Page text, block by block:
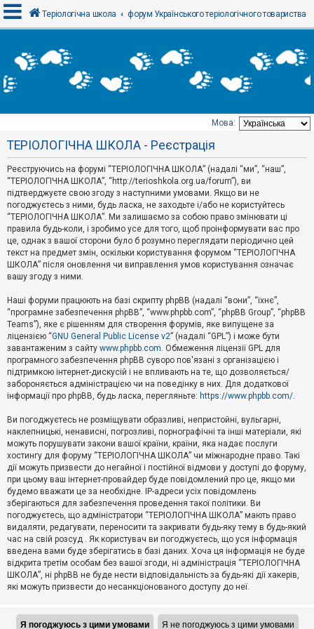
х
і
Т
е
м
и
б
е
з
в
і
д
п
о
в
і
д
й
А
к
т
и
в
н
і
м
и
П
о
ш
у
Д
о
п
о
м
Теріологічна школа форум Українського теріологічного товариства
Мова:
ТЕРІОЛОГІЧНА ШКОЛА - Реєстрація
Реєструючись на форумі “ТЕРІОЛОГІЧНА ШКОЛА” (надалі “ми”, “наш”,
“ТЕРІОЛОГІЧНА ШКОЛА”, “http://terioshkola.org.ua/forum”), ви
підтверджуєте свою згоду з наступними умовами. Якщо ви не
погоджуєтесь з ними, будь ласка, не заходьте і/або не користуйтесь
“ТЕРІОЛОГІЧНА ШКОЛА”. Ми залишаємо за собою право змінювати ці
правила будь-коли, і зробимо усе для того, щоб проінформувати вас про
це, однак з вашої сторони було б розумно переглядати періодично цей
текст на предмет змін, оскільки користування форумом “ТЕРІОЛОГІЧНА
ШКОЛА” після оновлення чи виправлення умов користування означає
вашу згоду з ними.
Наші форуми працюють на базі скрипту phpBB (надалі “вони”, “їхнє”,
“програмне забезпечення phpBB”, “www.phpbb.com”, “phpBB Group”, “phpBB
Teams”), яке є рішенням для створення форумів, яке випущене за
ліцензією “GNU General Public License v2” (надалі “GPL”) і може бути
завантаженим з сайту www.phpbb.com. Обмеження ліцензії GPL для
програмного забезпечення phpBB суворо пов'язані з організацією і
підтримкою інтернет-дискусій і не впливають на те, що дозволяється/
забороняється адміністрацією чи на поведінку в них. Для додаткової
інформації про phpBB, будь ласка, перегляньте: https://www.phpbb.com/.
Ви погоджуєтесь не розміщувати образливі, непристойні, вульгарні,
наклепницькі, ненависні, погрозливі, порнографічні та інші матеріали, які
можуть порушувати закони вашої країни, країни, яка надає послуги
хостингу для форуму “ТЕРІОЛОГІЧНА ШКОЛА” чи міжнародне право. Такі
дії можуть призвести до негайної і постійної відмови у доступі до форуму,
при цьому ваш інтернет-провайдер буде повідомлений про це, якщо ми
будемо вважати це за необхідне. IP-адреси усіх повідомлень
зберігаються для забезпечення проведення такої політики. Ви
погоджуєтесь, що адміністратори “ТЕРІОЛОГІЧНА ШКОЛА” мають право
видаляти, редагувати, переносити та закривати будь-яку тему в будь-який
час на свій розсуд . Як користувач ви погоджуєтесь, що уся інформація
введена вами буде зберігатись в базі даних. Хоча ця інформація не буде
відкрита третім особам без вашої згоди, ні адміністрація “ТЕРІОЛОГІЧНА
ШКОЛА”, ні phpBB не буде нести відповідальність за будь-які дії хакерів,
які можуть призвести до несанкціонованого доступу до неї.